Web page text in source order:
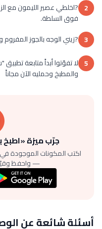
2 ?اخلطي عصير الليمون مع
فوق السلطة.
3 ?زيني الوجه بالجوز
5 لا تفوّتوا أبداً متابعة
والمطبخ وحمليه الآن مجاناً
جرّب ميزة «اطبخ
اكتب المكونات الموجودة
— واحفظ
أسئلة شائعة عن